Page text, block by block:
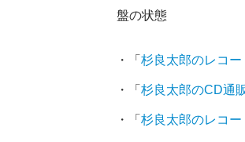
盤の状態
・「 杉良太郎のレコー
・「 杉良太郎のCD通
・「 杉良太郎のレコー